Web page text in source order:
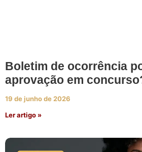
Boletim de ocorrência
aprovação em
19 de junho de 2026
Ler artigo »